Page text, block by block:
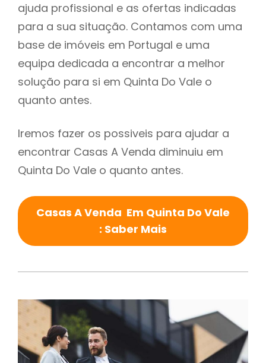
ajuda profissional e as ofertas indicadas
para a sua situação. Contamos com uma
base de imóveis em Portugal e uma
equipa dedicada a encontrar a melhor
solução para si em Quinta Do Vale o
quanto antes.
Iremos fazer os possiveis para ajudar a
encontrar Casas A Venda diminuiu em
Quinta Do Vale o quanto antes.
Casas A Venda Em Quinta Do Vale
: Saber Mais